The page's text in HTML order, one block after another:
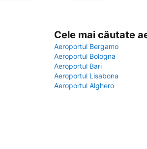
Cele mai căutate
Aeroportul Bergamo
Aeroportul Bologna
Aeroportul Bari
Aeroportul Lisabona
Aeroportul Alghero